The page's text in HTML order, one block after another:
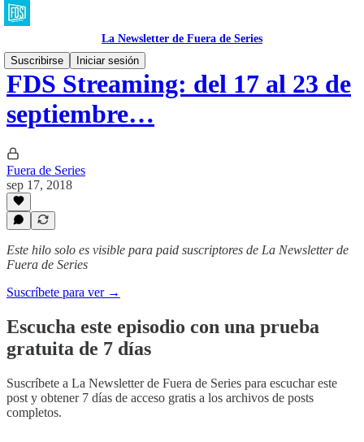
La Newsletter de Fuera de Series
Suscribirse
Iniciar sesión
FDS Streaming: del 17 al 23 de
septiembre…
Fuera de Series
sep 17, 2018
Este hilo solo es visible para paid suscriptores de La Newsletter de
Fuera de Series
Suscríbete para ver →
Escucha este episodio con una prueba
gratuita de 7 días
Suscríbete a La Newsletter de Fuera de Series para escuchar este
post y obtener 7 días de acceso gratis a los archivos de posts
completos.